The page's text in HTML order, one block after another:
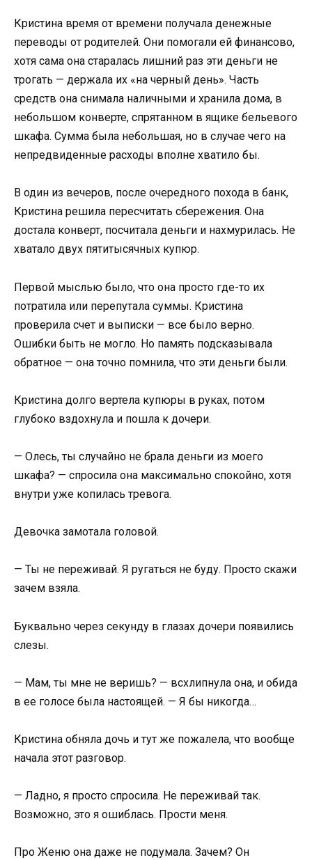
Кристина время от времени получала денежные
переводы от родителей. Они помогали ей финансово,
хотя сама она старалась лишний раз эти деньги не
трогать — держала их «на черный день». Часть
средств она снимала наличными и хранила дома, в
небольшом конверте, спрятанном в ящике бельевого
шкафа. Сумма была небольшая, но в случае чего на
непредвиденные расходы вполне хватило бы.
В один из вечеров, после очередного похода в банк,
Кристина решила пересчитать сбережения. Она
достала конверт, посчитала деньги и нахмурилась. Не
хватало двух пятитысячных купюр.
Первой мыслью было, что она просто где-то их
потратила или перепутала суммы. Кристина
проверила счет и выписки — все было верно.
Ошибки быть не могло. Но память подсказывала
обратное — она точно помнила, что эти деньги были.
Кристина долго вертела купюры в руках, потом
глубоко вздохнула и пошла к дочери.
— Олесь, ты случайно не брала деньги из моего
шкафа? — спросила она максимально спокойно, хотя
внутри уже копилась тревога.
Девочка замотала головой.
— Ты не переживай. Я ругаться не буду. Просто скажи
зачем взяла.
Буквально через секунду в глазах дочери появились
слезы.
— Мам, ты мне не веришь? — всхлипнула она, и обида
в ее голосе была настоящей. — Я бы никогда…
Кристина обняла дочь и тут же пожалела, что вообще
начала этот разговор.
— Ладно, я просто спросила. Не переживай так.
Возможно, это я ошиблась. Прости меня.
Про Женю она даже не подумала. Зачем? Он